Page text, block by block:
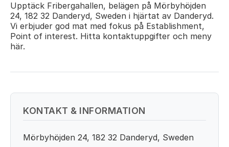
Upptäck Fribergahallen, belägen på Mörbyhöjden
24, 182 32 Danderyd, Sweden i hjärtat av Danderyd.
Vi erbjuder god mat med fokus på Establishment,
Point of interest. Hitta kontaktuppgifter och meny
här.
KONTAKT & INFORMATION
Mörbyhöjden 24, 182 32 Danderyd, Sweden